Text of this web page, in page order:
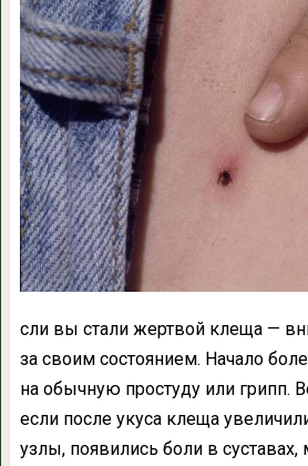
сли вы стали жертвой клеща —
за своим состоянием. Начало
на обычную простуду или грипп.
если после укуса клеща
узлы, появились боли в